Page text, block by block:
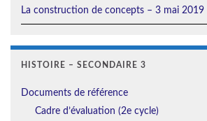
La construction de concepts – 3 mai 2019
HISTOIRE – SECONDAIRE 3
Documents de référence
Cadre d’évaluation (2e cycle)